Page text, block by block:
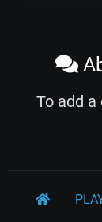
To add